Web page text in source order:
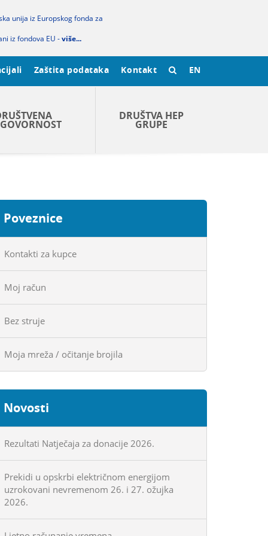
unija iz Europskog fonda za
iz fondova EU -više...
Zaštita podataka Kontakt EN
DRUŠTVA HEP
GRUPE
Poveznice
Kontakti za kupce
Moj račun
Bez struje
Moja mreža / očitanje brojila
Novosti
Rezultati Natječaja za donacije 2026.
Prekidi u opskrbi električnom energijom
uzrokovani nevremenom 26. i 27. ožujka
2026.